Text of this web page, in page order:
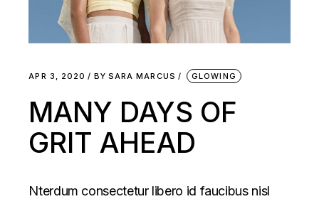
APR 3, 2020 BY SARA MARCUS GLOWING
MANY DAYS OF
GRIT AHEAD
Nterdum consectetur libero id faucibus nisl